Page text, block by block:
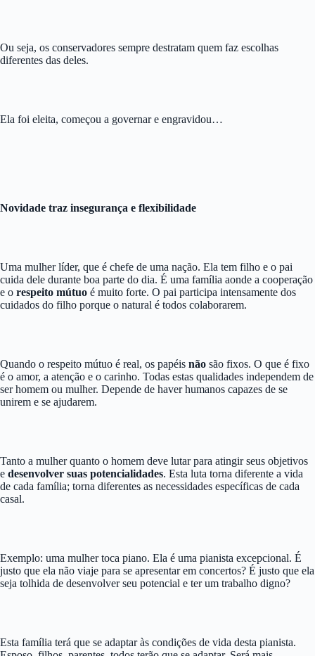
Ou seja, os conservadores sempre destratam quem faz escolhas
diferentes das deles.
Ela foi eleita, começou a governar e engravidou…
Novidade traz insegurança e flexibilidade
Uma mulher líder, que é chefe de uma nação. Ela tem filho e o pai
cuida dele durante boa parte do dia. É uma família aonde a cooperação
e o respeito mútuo é muito forte. O pai participa intensamente dos
cuidados do filho porque o natural é todos colaborarem.
Quando o respeito mútuo é real, os papéis não são fixos. O que é fixo
é o amor, a atenção e o carinho. Todas estas qualidades independem de
ser homem ou mulher. Depende de haver humanos capazes de se
unirem e se ajudarem.
Tanto a mulher quanto o homem deve lutar para atingir seus objetivos
e desenvolver suas potencialidades. Esta luta torna diferente a vida
de cada família; torna diferentes as necessidades específicas de cada
casal.
Exemplo: uma mulher toca piano. Ela é uma pianista excepcional. É
justo que ela não viaje para se apresentar em concertos? É justo que ela
seja tolhida de desenvolver seu potencial e ter um trabalho digno?
Esta família terá que se adaptar às condições de vida desta pianista.